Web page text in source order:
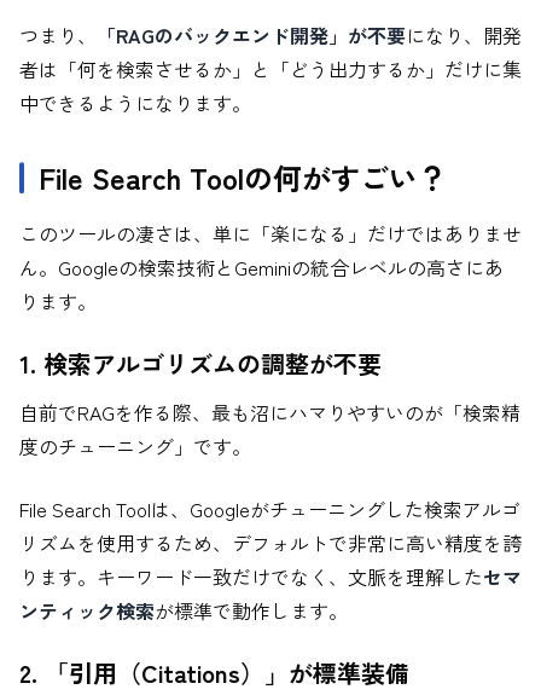
つまり、 「RAGのバックエンド開発」が不要になり、開発
者は「何を検索させるか」と「どう出力するか」だけに集
中できるようになります。
File Search Toolの何がすごい？
このツールの凄さは、単に「楽になる」だけではありませ
ん。Googleの検索技術とGeminiの統合レベルの高さにあ
ります。
1. 検索アルゴリズムの調整が不要
自前でRAGを作る際、最も沼にハマりやすいのが「検索精
度のチューニング」です。
File Search Toolは、Googleがチューニングした検索アルゴ
リズムを使用するため、デフォルトで非常に高い精度を誇
ります。キーワード一致だけでなく、文脈を理解したセマ
ンティック検索が標準で動作します。
2. 「引用（Citations）」が標準装備